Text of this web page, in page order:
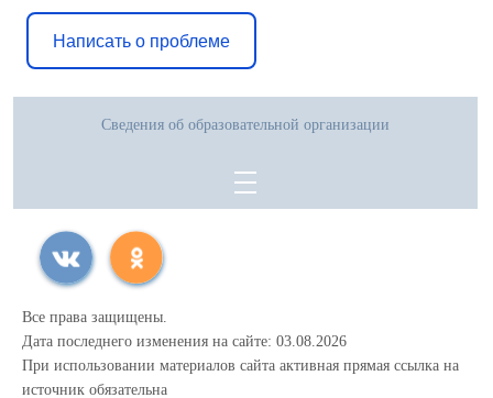
Написать о проблеме
Сведения об образовательной организации
Все права защищены.
Дата последнего изменения на сайте: 03.08.2026
При использовании материалов сайта активная прямая ссылка на
источник обязательна